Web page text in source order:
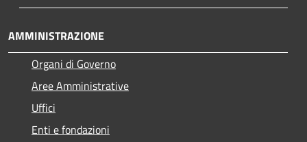
AMMINISTRAZIONE
Organi di Governo
Aree Amministrative
Uffici
Enti e fondazioni